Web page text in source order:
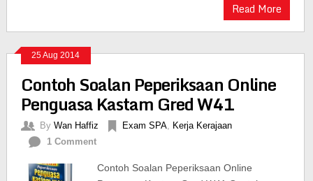
Read More
25 Aug 2014
Contoh Soalan Peperiksaan Online
Penguasa Kastam Gred W41
By Wan Haffiz Exam SPA, Kerja Kerajaan
1 Comment
Contoh Soalan Peperiksaan Online